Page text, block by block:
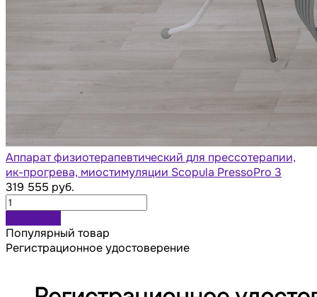
Аппарат физиотерапевтический для прессотерапии,
ик-прогрева, миостимуляции Scopula PressoPro 3
319 555 руб.
Популярный товар
Регистрационное удостоверение